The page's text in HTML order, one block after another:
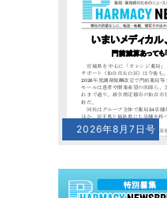
2026年8月7日号